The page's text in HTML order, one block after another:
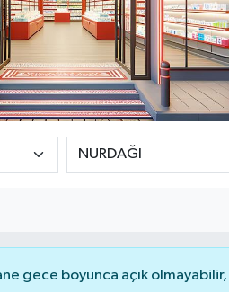
gece boyunca açık olmayabilir,